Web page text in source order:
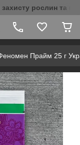
рослин та
Прайм 25 г